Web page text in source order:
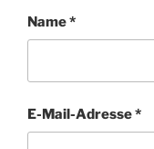
Name*
E-Mail-Adresse*